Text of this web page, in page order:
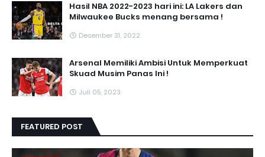
Hasil NBA 2022-2023 hari ini: LA Lakers dan
Milwaukee Bucks menang bersama !
Desember 31, 2022
Arsenal Memiliki Ambisi Untuk Memperkuat
Skuad Musim Panas Ini !
Juli 05, 2023
FEATURED POST